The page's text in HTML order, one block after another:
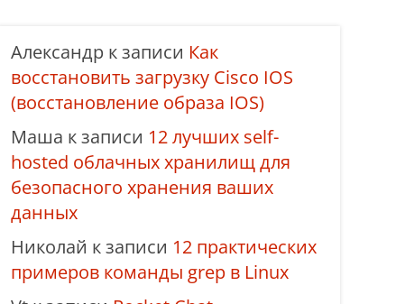
Александр к записи Как
восстановить загрузку Cisco IOS
(восстановление образа IOS)
Маша к записи 12 лучших self-
hosted облачных хранилищ для
безопасного хранения ваших
данных
Николай к записи 12 практических
примеров команды grep в Linux